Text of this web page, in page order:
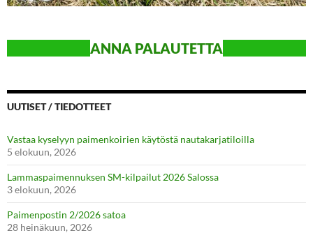
ANNA PALAUTETTA
UUTISET / TIEDOTTEET
Vastaa kyselyyn paimenkoirien käytöstä nautakarjatiloilla
5 elokuun, 2026
Lammaspaimennuksen SM-kilpailut 2026 Salossa
3 elokuun, 2026
Paimenpostin 2/2026 satoa
28 heinäkuun, 2026